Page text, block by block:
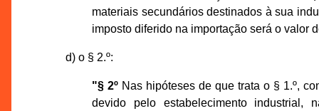
materiais secundários destinados à sua
imposto diferido na importação será o valor
d) o § 2.º:
"§ 2º Nas hipóteses de que trata o § 1.º,
devido pelo estabelecimento industrial,